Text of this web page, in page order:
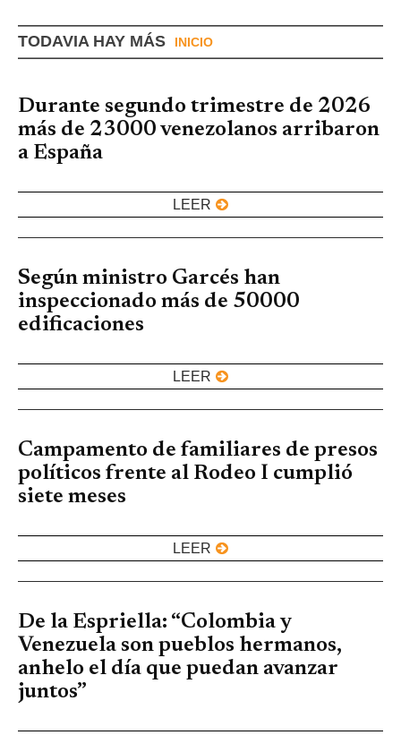
TODAVIA HAY MÁS INICIO
Durante segundo trimestre de 2026
más de 23000 venezolanos arribaron
a España
LEER
Según ministro Garcés han
inspeccionado más de 50000
edificaciones
LEER
Campamento de familiares de presos
políticos frente al Rodeo I cumplió
siete meses
LEER
De la Espriella: “Colombia y
Venezuela son pueblos hermanos,
anhelo el día que puedan avanzar
juntos”